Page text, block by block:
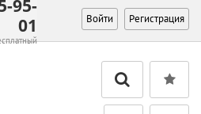
95-
01
Войти Регистрация